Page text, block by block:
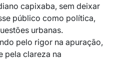
capixaba, sem deixar
público como política,
urbanas.
pelo rigor na apuração,
pela clareza na